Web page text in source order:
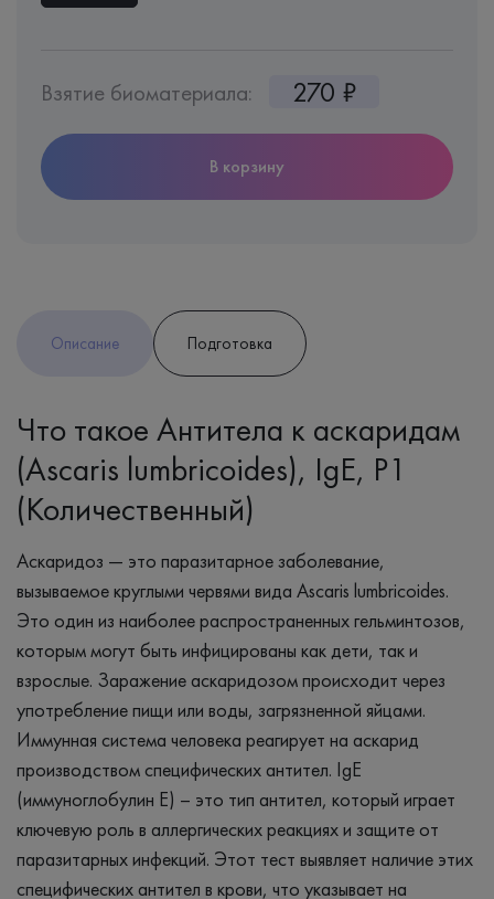
Взятие биоматериала: 270 ₽
В корзину
Описание Подготовка
Что такое Антитела к аскаридам
(Ascaris lumbricoides), IgЕ, P1
(Количественный)
Аскаридоз — это паразитарное заболевание,
вызываемое круглыми червями вида Ascaris lumbricoides.
Это один из наиболее распространенных гельминтозов,
которым могут быть инфицированы как дети, так и
взрослые. Заражение аскаридозом происходит через
употребление пищи или воды, загрязненной яйцами.
Иммунная система человека реагирует на аскарид
производством специфических антител. IgE
(иммуноглобулин E) – это тип антител, который играет
ключевую роль в аллергических реакциях и защите от
паразитарных инфекций. Этот тест выявляет наличие этих
специфических антител в крови, что указывает на